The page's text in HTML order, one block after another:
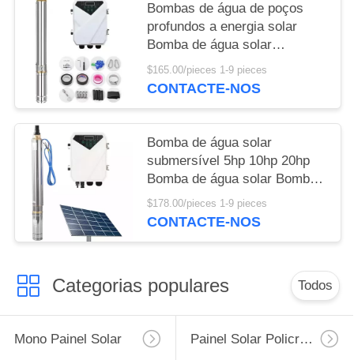
Bombas de água de poços
profundos a energia solar
Bomba de água solar
submersível para irrigação
agrícola
$165.00/pieces 1-9 pieces
CONTACTE-NOS
Bomba de água solar
submersível 5hp 10hp 20hp
Bomba de água solar Bomba
solar para agricultura
$178.00/pieces 1-9 pieces
CONTACTE-NOS
Categorias populares Todos
Mono Painel Solar Painel Solar Policristalino